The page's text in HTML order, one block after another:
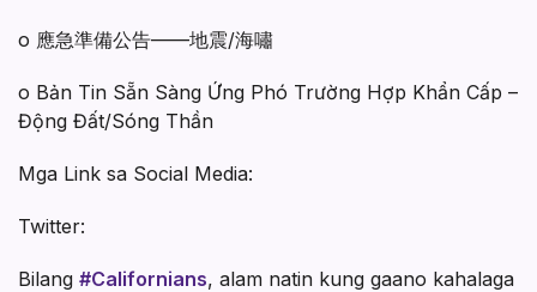
o 應急準備公告——地震/海嘯
o Bản Tin Sẵn Sàng Ứng Phó Trường Hợp Khẩn Cấp –
Động Đất/Sóng Thần
Mga Link sa Social Media:
Twitter:
Bilang #Californians, alam natin kung gaano kahalaga